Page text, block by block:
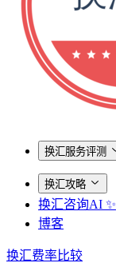
换汇服务评测
换汇攻略
换汇咨询AI ✨
博客
换汇费率比较